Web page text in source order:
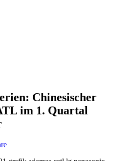
Chinesischer
im 1. Quartal